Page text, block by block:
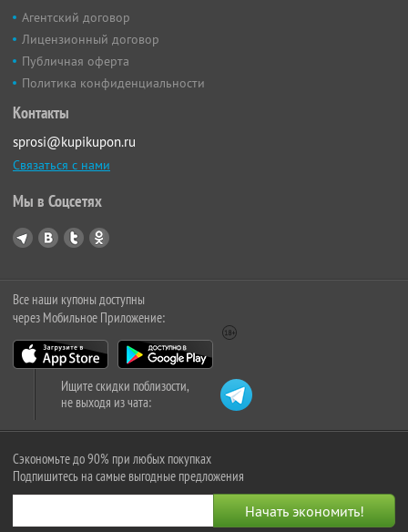
Агентский договор
Лицензионный договор
Публичная оферта
Политика конфиденциальности
Контакты
sprosi@kupikupon.ru
Связаться с нами
Мы в Соцсетях
Все наши купоны доступны
через Мобильное Приложение:
Ищите скидки поблизости,
не выходя из чата:
Сэкономьте до 90% при любых покупках
Подпишитесь на самые выгодные предложения